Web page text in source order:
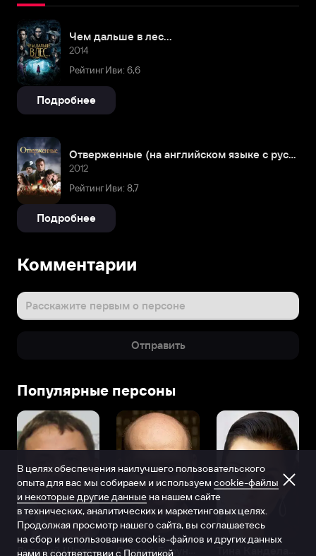
Чем дальше в лес...
2014
Рейтинг Иви: 6,6
Подробнее
Отверженные (на английском языке с русскими субтитрами)
2012
Рейтинг Иви: 8,7
Подробнее
Комментарии
Расскажите первым о персоне
Отправить
Популярные персоны
Виталий Шляппо
В целях обеспечения наилучшего пользовательского
опыта для вас мы собираем и используем cookie-файлы
и некоторые другие данные на нашем сайте
в технических, аналитических и маркетинговых целях.
Продолжая просмотр нашего сайта, вы соглашаетесь
на сбор и использование cookie-файлов и других данных
нами в соответствии с Политикой